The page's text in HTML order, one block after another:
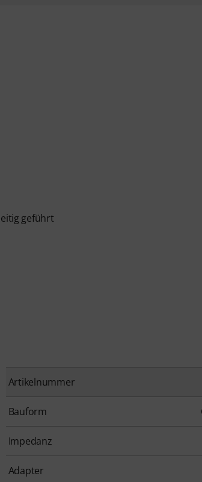
geführt
Artikelnummer
Bauform
Impedanz
Adapter